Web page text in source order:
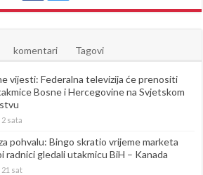
komentari Tagovi
vijesti: Federalna televizija će prenositi
Bosne i Hercegovine na Svjetskom
sata
pohvalu: Bingo skratio vrijeme marketa
radnici gledali utakmicu BiH – Kanada
sat